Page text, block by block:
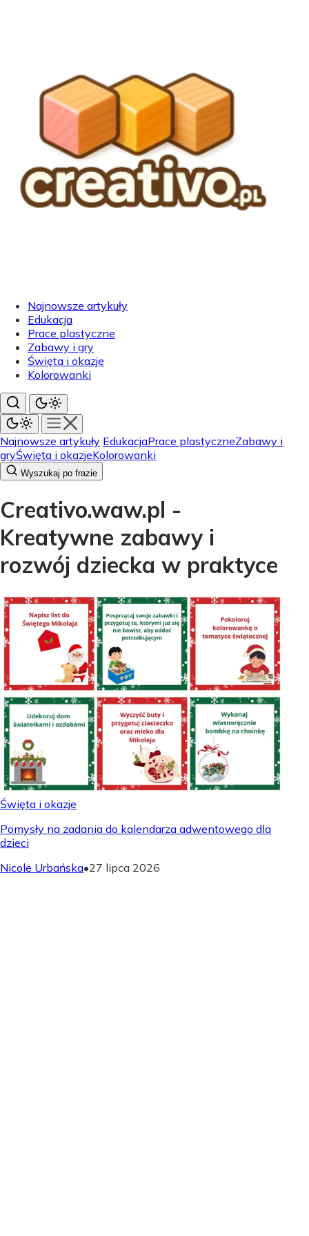
Najnowsze artykuły
Edukacja
Prace plastyczne
Zabawy i gry
Święta i okazje
Kolorowanki
Najnowsze artykuły EdukacjaPrace plastyczneZabawy i
gryŚwięta i okazjeKolorowanki
Wyszukaj po frazie
Creativo.waw.pl -
Kreatywne zabawy i
rozwój dziecka w praktyce
Święta i okazje
Pomysły na zadania do kalendarza adwentowego dla
dzieci
Nicole Urbańska•27 lipca 2026